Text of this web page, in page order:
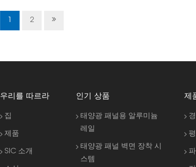
2
우리를 따르라
집
제품
SIC 소개
인기 상품
태양광 패널용 알루미늄
레일
태양광 패널 벽면 장착 시
스템
제